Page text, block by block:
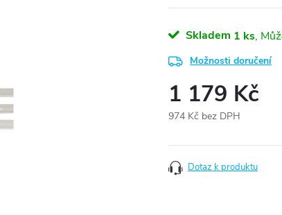
Skladem 1 ks
Možnosti doručení
1 179 Kč
974 Kč bez DPH
cena:
Dotaz k produktu